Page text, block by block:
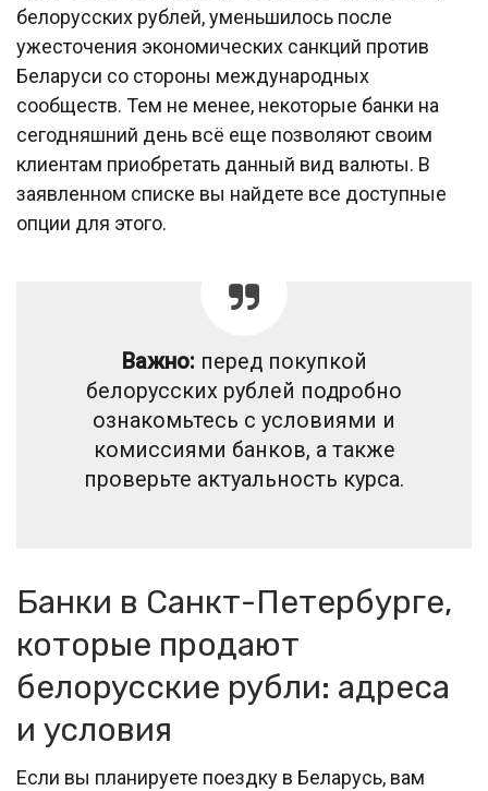
белорусских рублей, уменьшилось после
ужесточения экономических санкций против
Беларуси со стороны международных
сообществ. Тем не менее, некоторые банки на
сегодняшний день всё еще позволяют своим
клиентам приобретать данный вид валюты. В
заявленном списке вы найдете все доступные
опции для этого.
Важно: перед покупкой
белорусских рублей подробно
ознакомьтесь с условиями и
комиссиями банков, а также
проверьте актуальность курса.
Банки в Санкт-Петербурге,
которые продают
белорусские рубли: адреса
и условия
Если вы планируете поездку в Беларусь, вам